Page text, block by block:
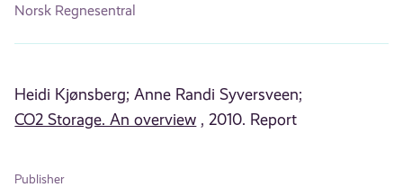
Norsk Regnesentral
Heidi Kjønsberg; Anne Randi Syversveen;
CO2 Storage. An overview , 2010. Report
Publisher